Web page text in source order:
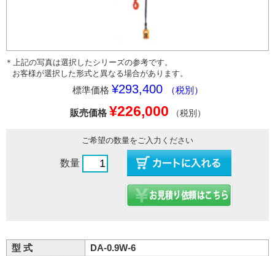
＊上記の写真は選択したシリーズの参考です。
お客様が選択した形式と異なる場合があります。
標準価格 ¥293,400 （税別）
販売価格 ¥226,000 （税別）
ご希望の数量をご入力ください
数量
型 式
DA-0.9W-6